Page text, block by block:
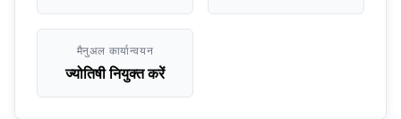
मैनुअल कार्यान्वयन
ज्योतिषी नियुक्त करें